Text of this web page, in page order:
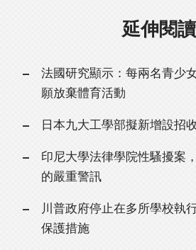
延伸閱讀
法國研究顯示：每兩名青少
願放棄體育活動
日本九大工學部擬新增設招
印尼大學法律學院性騷擾案
的嚴重警訊
川普政府停止在多所學校執
保護措施